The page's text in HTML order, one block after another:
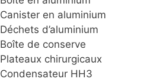
Canister en aluminium
Déchets d’aluminium
Boîte de conserve
Plateaux chirurgicaux
Condensateur HH3